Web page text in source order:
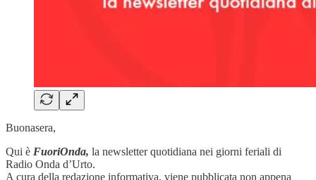
Buonasera,
Qui è FuoriOnda, la newsletter quotidiana nei giorni feriali di
Radio Onda d’Urto.
A cura della redazione informativa, viene pubblicata non appena